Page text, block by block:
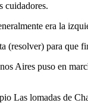
cuidadores.
era la
(resolver) para que
Aires puso en
Las lomadas de